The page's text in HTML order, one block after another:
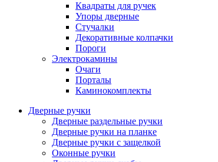
Квадраты для ручек
Упоры дверные
Стучалки
Декоративные колпачки
Пороги
Электрокамины
Очаги
Порталы
Каминокомплекты
Дверные ручки
Дверные раздельные ручки
Дверные ручки на планке
Дверные ручки с защелкой
Оконные ручки